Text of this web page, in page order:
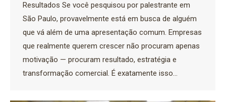
Resultados Se você pesquisou por palestrante em
São Paulo, provavelmente está em busca de alguém
que vá além de uma apresentação comum. Empresas
que realmente querem crescer não procuram apenas
motivação — procuram resultado, estratégia e
transformação comercial. É exatamente isso…